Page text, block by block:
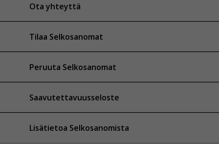
Ota yhteyttä
Tilaa Selkosanomat
Peruuta Selkosanomat
Saavutettavuusseloste
Lisätietoa Selkosanomista